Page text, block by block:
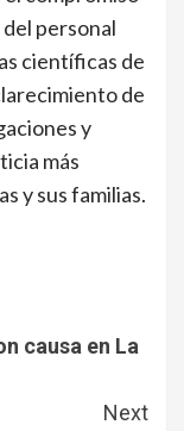
personal
científicas de
de
y
más
y sus familias.
causa en La
Next